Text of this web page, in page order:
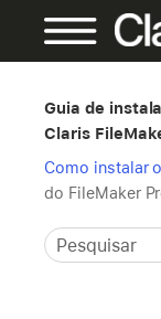
Guia de
Claris
Como instalar
do FileMaker